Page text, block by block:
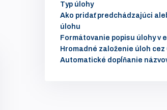
Typ úlohy
Ako pridať predchádzajúci
úlohu
Formátovanie popisu úlohy v
Hromadné založenie úloh cez
Automatické dopĺňanie